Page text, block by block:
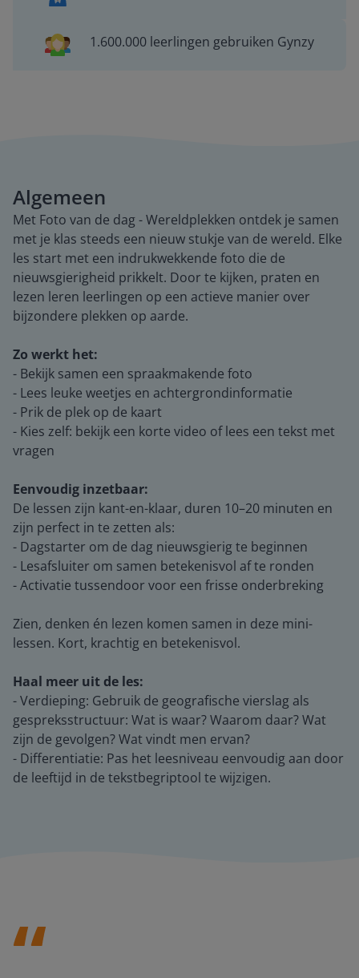
1.600.000 leerlingen gebruiken Gynzy
Algemeen
Met Foto van de dag - Wereldplekken ontdek je samen
met je klas steeds een nieuw stukje van de wereld. Elke
les start met een indrukwekkende foto die de
nieuwsgierigheid prikkelt. Door te kijken, praten en
lezen leren leerlingen op een actieve manier over
bijzondere plekken op aarde.
Zo werkt het:
- Bekijk samen een spraakmakende foto
- Lees leuke weetjes en achtergrondinformatie
- Prik de plek op de kaart
- Kies zelf: bekijk een korte video of lees een tekst met
vragen
Eenvoudig inzetbaar:
De lessen zijn kant-en-klaar, duren 10–20 minuten en
zijn perfect in te zetten als:
- Dagstarter om de dag nieuwsgierig te beginnen
- Lesafsluiter om samen betekenisvol af te ronden
- Activatie tussendoor voor een frisse onderbreking
Zien, denken én lezen komen samen in deze mini-
lessen. Kort, krachtig en betekenisvol.
Haal meer uit de les:
- Verdieping: Gebruik de geografische vierslag als
gespreksstructuur: Wat is waar? Waarom daar? Wat
zijn de gevolgen? Wat vindt men ervan?
- Differentiatie: Pas het leesniveau eenvoudig aan door
de leeftijd in de tekstbegriptool te wijzigen.